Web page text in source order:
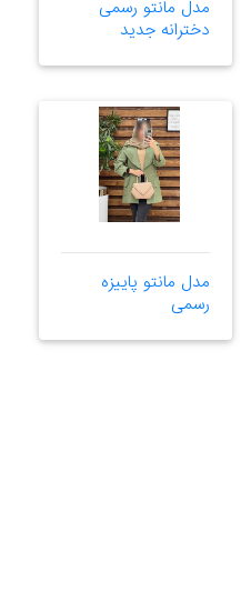
مدل مانتو رسمی
دخترانه جدید
مدل مانتو پاییزه
رسمی